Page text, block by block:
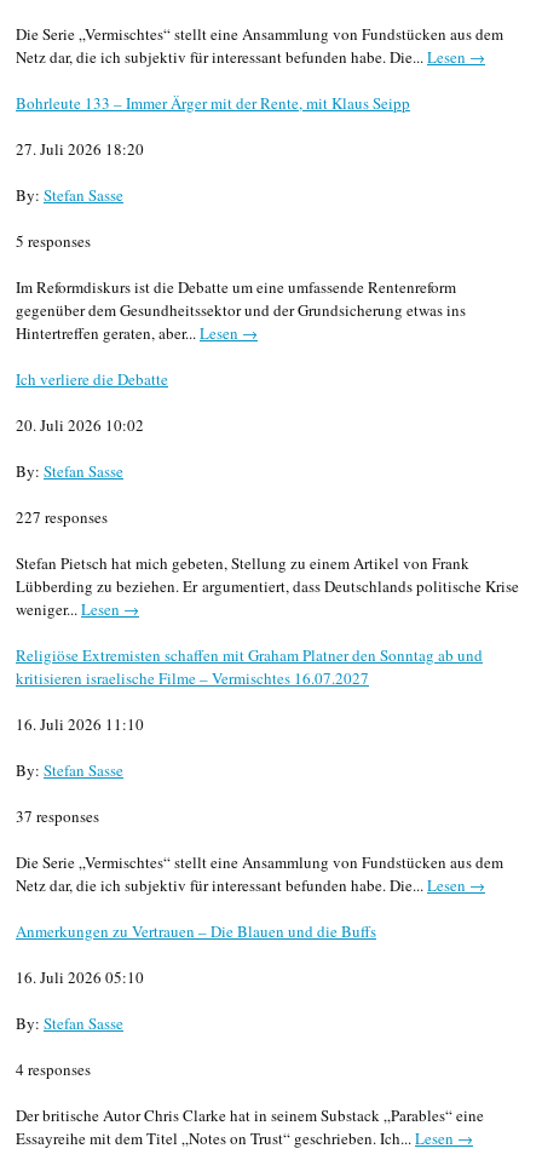
Die Serie „Vermischtes“ stellt eine Ansammlung von Fundstücken aus dem
Netz dar, die ich subjektiv für interessant befunden habe. Die... Lesen →
Bohrleute 133 – Immer Ärger mit der Rente, mit Klaus Seipp
27. Juli 2026 18:20
By: Stefan Sasse
5 responses
Im Reformdiskurs ist die Debatte um eine umfassende Rentenreform
gegenüber dem Gesundheitssektor und der Grundsicherung etwas ins
Hintertreffen geraten, aber... Lesen →
Ich verliere die Debatte
20. Juli 2026 10:02
By: Stefan Sasse
227 responses
Stefan Pietsch hat mich gebeten, Stellung zu einem Artikel von Frank
Lübberding zu beziehen. Er argumentiert, dass Deutschlands politische Krise
weniger... Lesen →
Religiöse Extremisten schaffen mit Graham Platner den Sonntag ab und
kritisieren israelische Filme – Vermischtes 16.07.2027
16. Juli 2026 11:10
By: Stefan Sasse
37 responses
Die Serie „Vermischtes“ stellt eine Ansammlung von Fundstücken aus dem
Netz dar, die ich subjektiv für interessant befunden habe. Die... Lesen →
Anmerkungen zu Vertrauen – Die Blauen und die Buffs
16. Juli 2026 05:10
By: Stefan Sasse
4 responses
Der britische Autor Chris Clarke hat in seinem Substack „Parables“ eine
Essayreihe mit dem Titel „Notes on Trust“ geschrieben. Ich... Lesen →